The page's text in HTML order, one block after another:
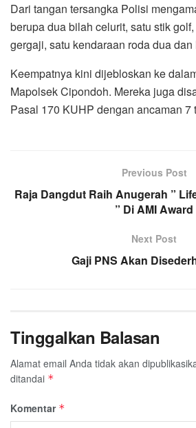
Dari tangan tersangka Polisi
berupa dua bilah celurit, satu stik
gergaji, satu kendaraan roda dua
Keempatnya kini dijebloskan ke
Mapolsek Cipondoh. Mereka juga
Pasal 170 KUHP dengan ancaman 7
Previous Post
Raja Dangdut Raih Anugerah ”
” Di AMI Award
Next Post
Gaji PNS Akan
Tinggalkan Balasan
Alamat email Anda tidak akan
ditandai *
Komentar *